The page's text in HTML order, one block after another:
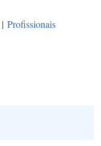
| Profissionais